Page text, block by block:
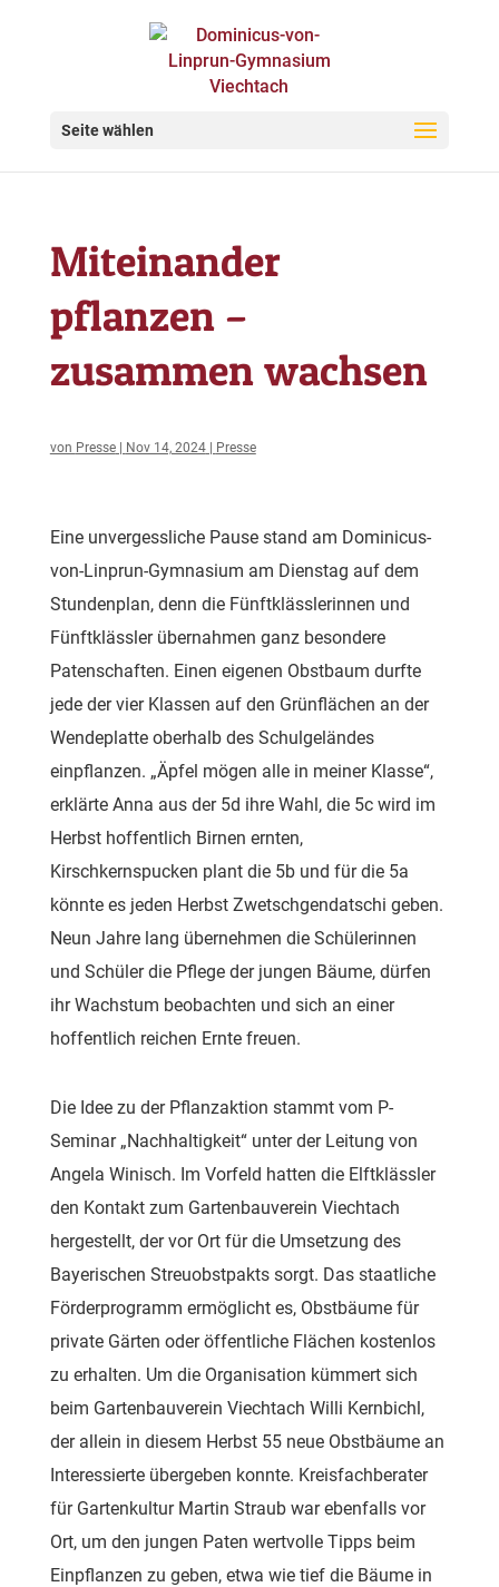
Seite wählen
Miteinander
pflanzen –
zusammen wachsen
von Presse| Nov 14, 2024| Presse
Eine unvergessliche Pause stand am Dominicus-
von-Linprun-Gymnasium am Dienstag auf dem
Stundenplan, denn die Fünftklässlerinnen und
Fünftklässler übernahmen ganz besondere
Patenschaften. Einen eigenen Obstbaum durfte
jede der vier Klassen auf den Grünflächen an der
Wendeplatte oberhalb des Schulgeländes
einpflanzen. „Äpfel mögen alle in meiner Klasse“,
erklärte Anna aus der 5d ihre Wahl, die 5c wird im
Herbst hoffentlich Birnen ernten,
Kirschkernspucken plant die 5b und für die 5a
könnte es jeden Herbst Zwetschgendatschi geben.
Neun Jahre lang übernehmen die Schülerinnen
und Schüler die Pflege der jungen Bäume, dürfen
ihr Wachstum beobachten und sich an einer
hoffentlich reichen Ernte freuen.
Die Idee zu der Pflanzaktion stammt vom P-
Seminar „Nachhaltigkeit“ unter der Leitung von
Angela Winisch. Im Vorfeld hatten die Elftklässler
den Kontakt zum Gartenbauverein Viechtach
hergestellt, der vor Ort für die Umsetzung des
Bayerischen Streuobstpakts sorgt. Das staatliche
Förderprogramm ermöglicht es, Obstbäume für
private Gärten oder öffentliche Flächen kostenlos
zu erhalten. Um die Organisation kümmert sich
beim Gartenbauverein Viechtach Willi Kernbichl,
der allein in diesem Herbst 55 neue Obstbäume an
Interessierte übergeben konnte. Kreisfachberater
für Gartenkultur Martin Straub war ebenfalls vor
Ort, um den jungen Paten wertvolle Tipps beim
Einpflanzen zu geben, etwa wie tief die Bäume in